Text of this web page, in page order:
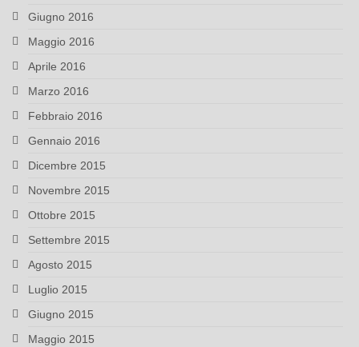
Giugno 2016
Maggio 2016
Aprile 2016
Marzo 2016
Febbraio 2016
Gennaio 2016
Dicembre 2015
Novembre 2015
Ottobre 2015
Settembre 2015
Agosto 2015
Luglio 2015
Giugno 2015
Maggio 2015